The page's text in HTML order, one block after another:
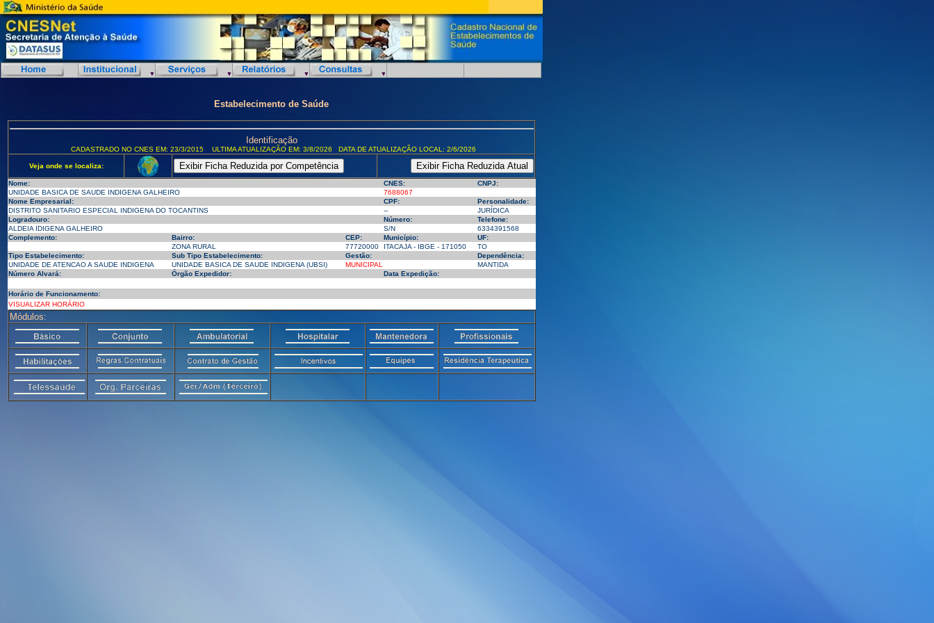
Estabelecimento de Saúde
Identificação
CADASTRADO NO CNES EM: 23/3/2015 ULTIMA ATUALIZAÇÃO EM: 3/8/2026 DATA DE ATUALIZAÇÃO LOCAL: 2/6/2026
Veja onde se localiza:
Nome: CNES:
CNPJ:
UNIDADE BASICA DE SAUDE INDIGENA GALHEIRO
7688067
Nome Empresarial:
CPF:
Personalidade:
DISTRITO SANITARIO ESPECIAL INDIGENA DO TOCANTINS
--
JURÍDICA
Logradouro:
Número:
Telefone:
ALDEIA IDIGENA GALHEIRO
S/N
6334391568
Complemento:
Bairro: CEP: Município:
UF:
ZONA RURAL
77720000 ITACAJA - IBGE - 171050
TO
Tipo Estabelecimento:
Sub Tipo Estabelecimento: Gestão:
Dependência:
UNIDADE DE ATENCAO A SAUDE INDIGENA
UNIDADE BASICA DE SAUDE INDIGENA (UBSI) MUNICIPAL
MANTIDA
Número Alvará:
Órgão Expedidor: Data Expedição:
Horário de Funcionamento:
VISUALIZAR HORÁRIO
Módulos: